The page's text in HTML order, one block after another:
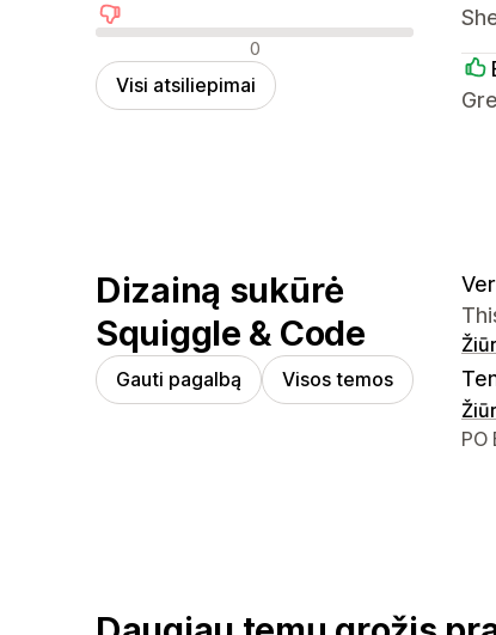
Neigiami atsiliepimai
0
Visi atsiliepimai
Dizainą sukūrė
Squiggle & Code
Gauti pagalbą Visos temos
PO